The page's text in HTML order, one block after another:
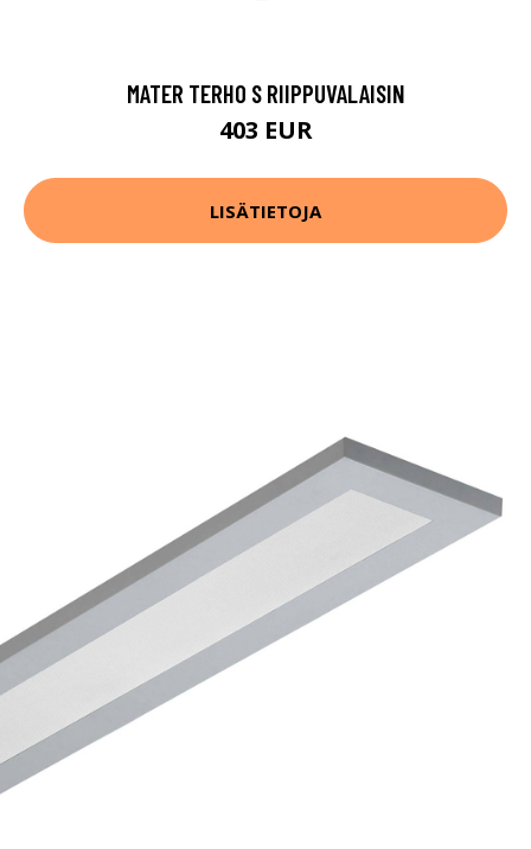
MATER TERHO S RIIPPUVALAISIN
403 EUR
LISÄTIETOJA